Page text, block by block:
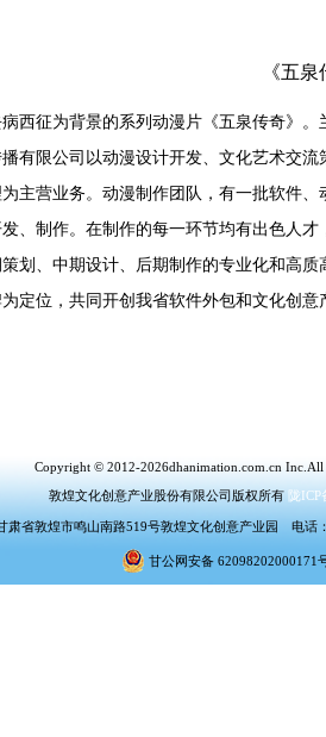
《五
征为背景的系列动漫片《五泉传奇》。
有限公司以动漫设计开发、文化艺术交
主营业务。动漫制作团队，有一批软件
、制作。在制作的每一环节均有出色人
划、中期设计、后期制作的专业化和高
定位，共同开创我省软件外包和文化创意
Copyright © 2012-2026dhanimation.com.cn Inc.All
敦煌文化创意产业股份有限公司版权所有 陇
肃省敦煌市鸣山南路519号敦煌文化创意产业园 电
甘公网安备 62098202000171